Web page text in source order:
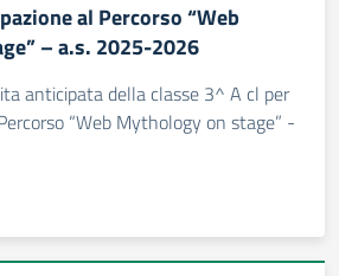
al Percorso “Web
– a.s. 2025-2026
anticipata della classe 3^ A cl per
“Web Mythology on stage” -